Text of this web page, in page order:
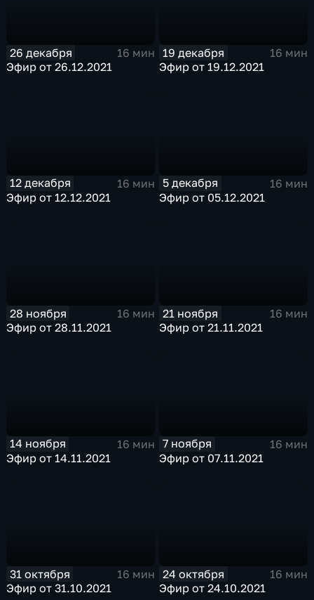
26 декабря
16 мин
Эфир от 26.12.2021
19 декабря
16 мин
Эфир от 19.12.2021
12 декабря
16 мин
Эфир от 12.12.2021
5 декабря
16 мин
Эфир от 05.12.2021
28 ноября
16 мин
Эфир от 28.11.2021
21 ноября
16 мин
Эфир от 21.11.2021
14 ноября
16 мин
Эфир от 14.11.2021
7 ноября
16 мин
Эфир от 07.11.2021
31 октября
16 мин
Эфир от 31.10.2021
24 октября
16 мин
Эфир от 24.10.2021